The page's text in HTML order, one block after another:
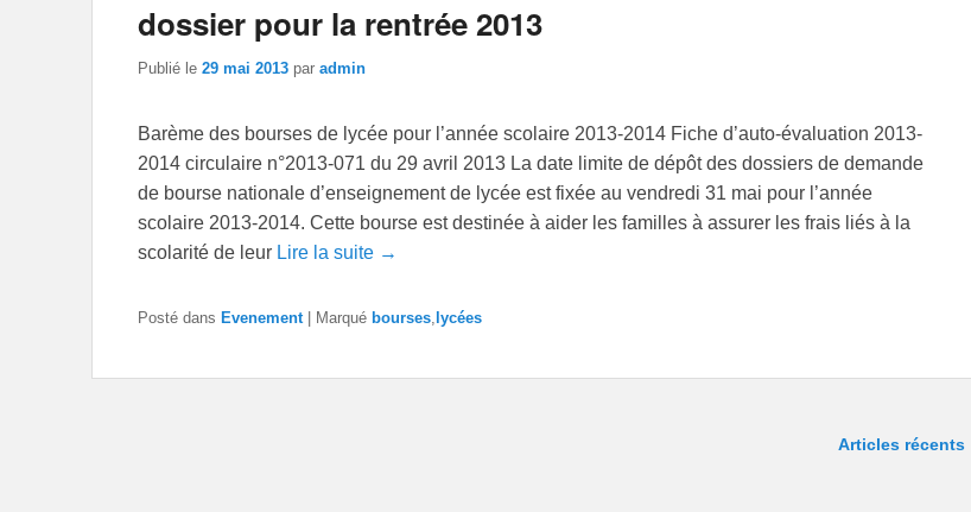
dossier pour la rentrée 2013
Publié le 29 mai 2013 par admin
Barème des bourses de lycée pour l’année scolaire 2013-2014 Fiche d’auto-évaluation 2013-
2014 circulaire n°2013-071 du 29 avril 2013 La date limite de dépôt des dossiers de demande
de bourse nationale d’enseignement de lycée est fixée au vendredi 31 mai pour l’année
scolaire 2013-2014. Cette bourse est destinée à aider les familles à assurer les frais liés à la
scolarité de leur Lire la suite →
Posté dans Evenement Marqué bourses lycées
Articles récents